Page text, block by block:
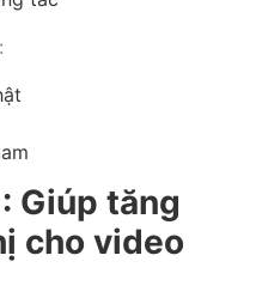
Giúp tăng
cho video